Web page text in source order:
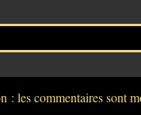
: les commentaires sont